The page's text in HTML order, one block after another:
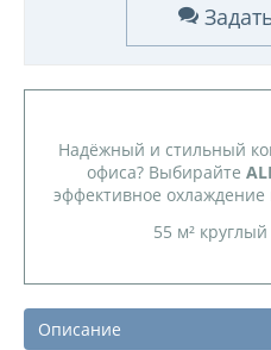
Надёжный и стильный
офиса? Выбирайте
эффективное
55 м² круглый
Описание